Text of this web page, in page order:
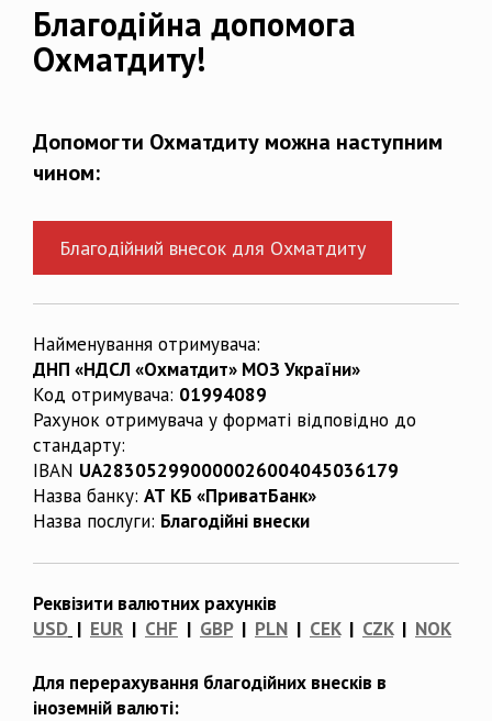
Благодійна допомога
Охматдиту!
Допомогти Охматдиту можна наступним
чином:
Благодійний внесок для Охматдиту
Найменування отримувача:
ДНП «НДСЛ «Охматдит» МОЗ України»
Код отримувача: 01994089
Рахунок отримувача у форматі відповідно до
стандарту:
IBAN UA283052990000026004045036179
Назва банку: АТ КБ «ПриватБанк»
Назва послуги: Благодійні внески
Реквізити валютних рахунків
USD | EUR | CHF | GBP| PLN | CEK| CZK| NOK
Для перерахування благодійних внесків в
іноземній валюті: